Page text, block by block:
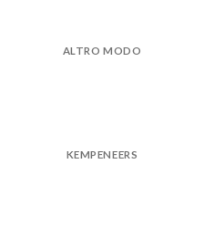
ALTRO MODO
KEMPENEERS